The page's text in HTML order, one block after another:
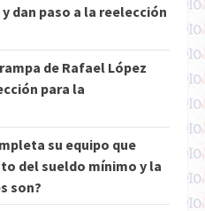
dan paso a la reelección
de Rafael López
para la
su equipo que
del sueldo mínimo y la
son?